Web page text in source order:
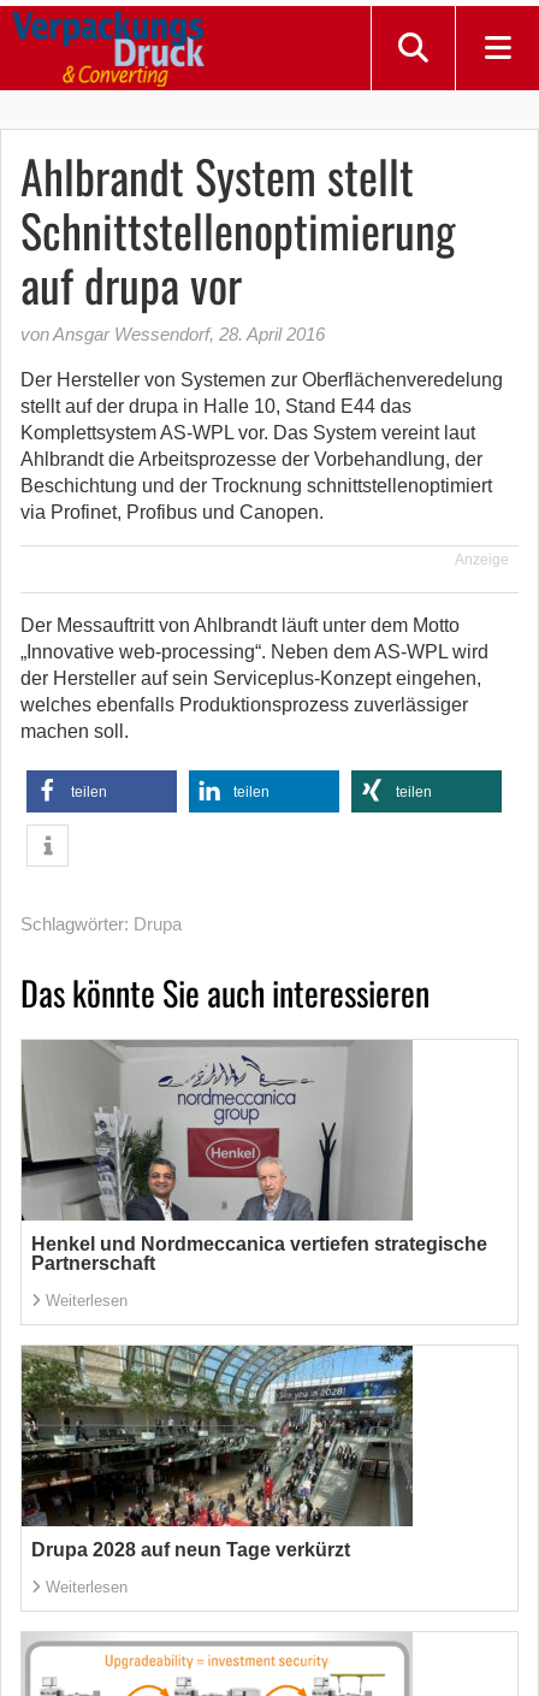
Ahlbrandt System stellt
Schnittstellenoptimierung
auf drupa vor
von Ansgar Wessendorf, 28. April 2016
Der Hersteller von Systemen zur Oberflächenveredelung
stellt auf der drupa in Halle 10, Stand E44 das
Komplettsystem AS-WPL vor. Das System vereint laut
Ahlbrandt die Arbeitsprozesse der Vorbehandlung, der
Beschichtung und der Trocknung schnittstellenoptimiert
via Profinet, Profibus und Canopen.
Anzeige
Der Messauftritt von Ahlbrandt läuft unter dem Motto
„Innovative web-processing“. Neben dem AS-WPL wird
der Hersteller auf sein Serviceplus-Konzept eingehen,
welches ebenfalls Produktionsprozess zuverlässiger
machen soll.
teilen teilen teilen
Schlagwörter: Drupa
Das könnte Sie auch interessieren
Henkel und Nordmeccanica vertiefen strategische
Partnerschaft
Weiterlesen
Drupa 2028 auf neun Tage verkürzt
Weiterlesen